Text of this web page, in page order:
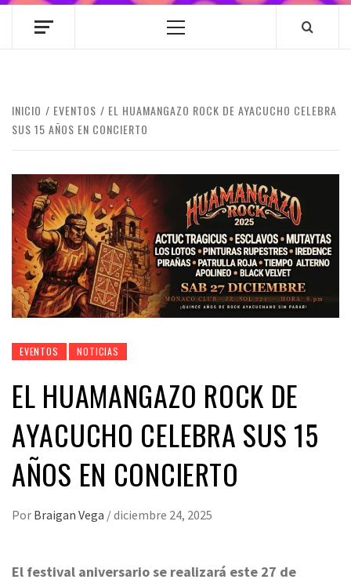
Menú
INICIO EVENTOS
EL HUAMANGAZO ROCK DE AYACUCHO CELEBRA
SUS 15 AÑOS EN CONCIERTO
EVENTOS NOTICIAS
EL HUAMANGAZO ROCK DE
AYACUCHO CELEBRA SUS 15
AÑOS EN CONCIERTO
Por Braigan Vega /diciembre 24, 2025
El festival aniversario se realizará este 27 de